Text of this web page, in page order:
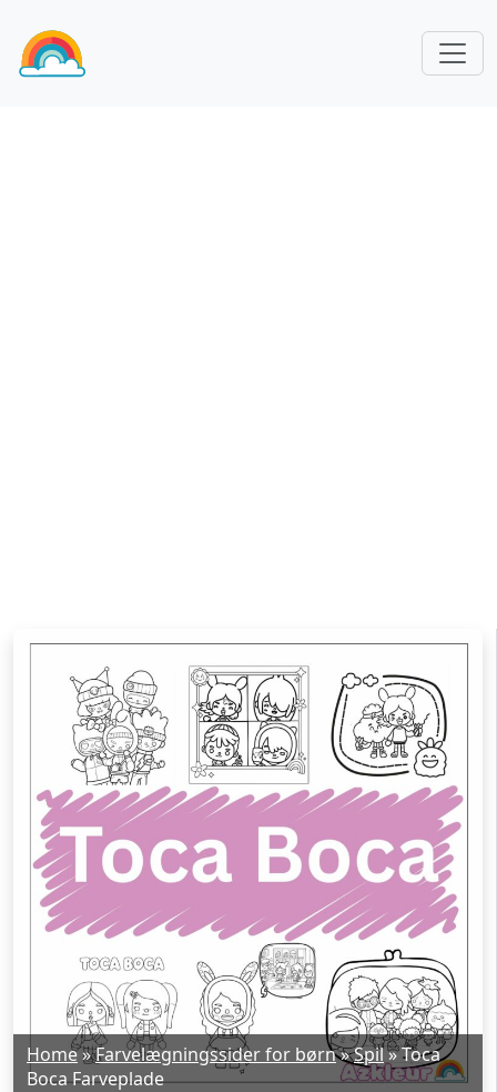
Home»Farvelægningssider for børn»Spil»Toca
Boca Farveplade